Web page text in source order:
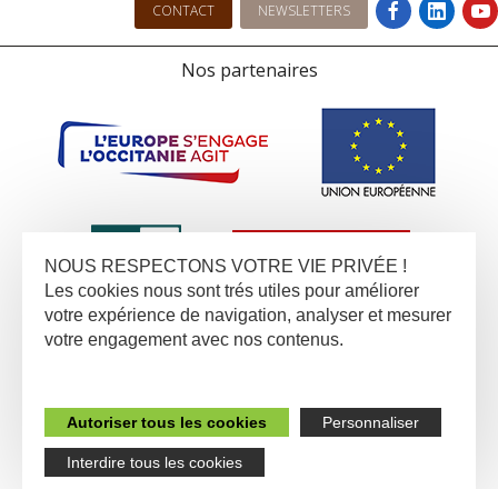
CONTACT NEWSLETTERS
Nos partenaires
NOUS RESPECTONS VOTRE VIE PRIVÉE !
Les cookies nous sont trés utiles pour améliorer
votre expérience de navigation, analyser et mesurer
votre engagement avec nos contenus.
Autoriser tous les cookies Personnaliser
Interdire tous les cookies